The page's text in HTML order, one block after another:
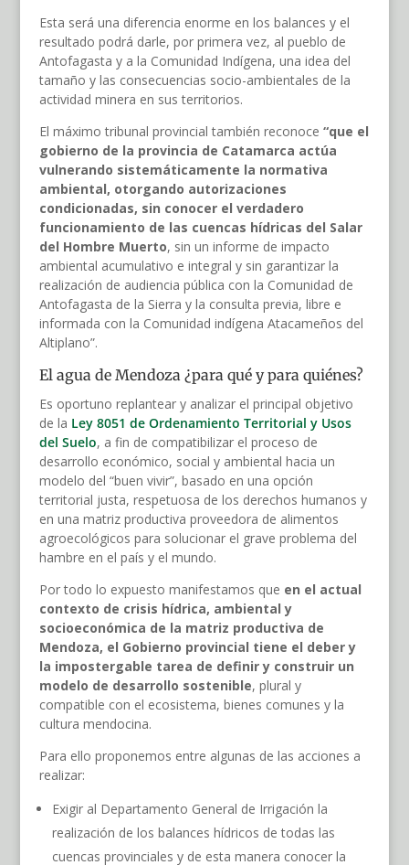
Esta será una diferencia enorme en los balances y el
resultado podrá darle, por primera vez, al pueblo de
Antofagasta y a la Comunidad Indígena, una idea del
tamaño y las consecuencias socio-ambientales de la
actividad minera en sus territorios.
El máximo tribunal provincial también reconoce “que el
gobierno de la provincia de Catamarca actúa
vulnerando sistemáticamente la normativa
ambiental, otorgando autorizaciones
condicionadas, sin conocer el verdadero
funcionamiento de las cuencas hídricas del Salar
del Hombre Muerto, sin un informe de impacto
ambiental acumulativo e integral y sin garantizar la
realización de audiencia pública con la Comunidad de
Antofagasta de la Sierra y la consulta previa, libre e
informada con la Comunidad indígena Atacameños del
Altiplano”.
El agua de Mendoza ¿para qué y para quiénes?
Es oportuno replantear y analizar el principal objetivo
de la Ley 8051 de Ordenamiento Territorial y Usos
del Suelo, a fin de compatibilizar el proceso de
desarrollo económico, social y ambiental hacia un
modelo del “buen vivir”, basado en una opción
territorial justa, respetuosa de los derechos humanos y
en una matriz productiva proveedora de alimentos
agroecológicos para solucionar el grave problema del
hambre en el país y el mundo.
Por todo lo expuesto manifestamos que en el actual
contexto de crisis hídrica, ambiental y
socioeconómica de la matriz productiva de
Mendoza, el Gobierno provincial tiene el deber y
la impostergable tarea de definir y construir un
modelo de desarrollo sostenible, plural y
compatible con el ecosistema, bienes comunes y la
cultura mendocina.
Para ello proponemos entre algunas de las acciones a
realizar:
Exigir al Departamento General de Irrigación la
realización de los balances hídricos de todas las
cuencas provinciales y de esta manera conocer la